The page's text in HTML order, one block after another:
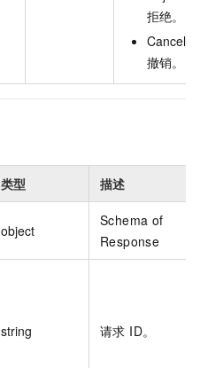
拒绝。
撤销。
类型 描述
object
Schema of
Response
string 请求 ID。